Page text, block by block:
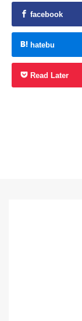
facebook
hatebu
Read Later